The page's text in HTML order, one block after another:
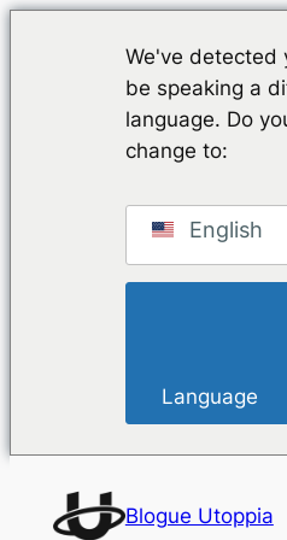
We've detected
be speaking a
language. Do
change to:
English
Blogue Utoppia